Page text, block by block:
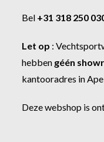
Bel +31 318 250
Let op :
hebben géén
kantooradres in
Deze webshop is